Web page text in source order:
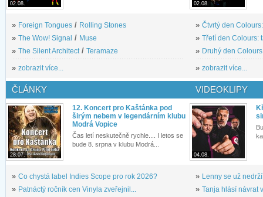
02.08.
» Foreign Tongues / Rolling Stones
» The Wow! Signal / Muse
» The Silent Architect/ Teramaze
» zobrazit více...
02.08.
» Čtvrtý den
» Třetí den Colours:
» Druhý den
» zobrazit více...
ČLÁNKY
28.07.
12. Koncert pro Kaštánka pod
širým nebem v legendárním klubu
Modrá Vopice
Čas letí neskutečně rychle.... I letos se
bude 8. srpna v klubu Modrá...
» Co chystá label Indies Scope pro rok 2026?
» Patnáctý ročník cen Vinyla zveřejnil...
VIDEOKLIPY
04.08.
» Lenny se už
» Tanja hlásí návrat